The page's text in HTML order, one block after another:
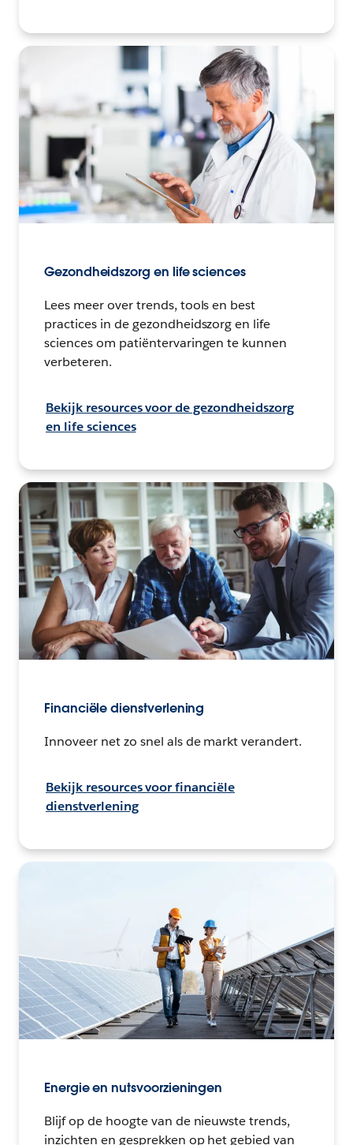
Gezondheidszorg en life sciences
Lees meer over trends, tools en best
practices in de gezondheidszorg en life
sciences om patiëntervaringen te kunnen
verbeteren.
Bekijk resources voor de gezondheidszorg
en life sciences
Financiële dienstverlening
Innoveer net zo snel als de markt verandert.
Bekijk resources voor financiële
dienstverlening
Energie en nutsvoorzieningen
Blijf op de hoogte van de nieuwste trends,
inzichten en gesprekken op het gebied van